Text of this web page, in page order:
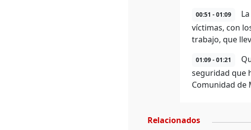
00:51 - 01:09
víctimas, con
trabajo, que
01:09 - 01:21
seguridad que
Comunidad de
Relacionados